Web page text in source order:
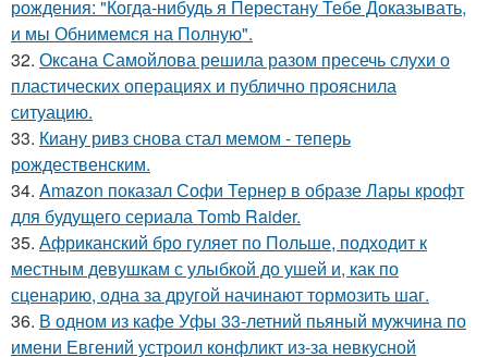
рождения: "Когда-нибудь я Перестану Тебе Доказывать,
и мы Обнимемся на Полную".
32. Оксана Самойлова решила разом пресечь слухи о
пластических операциях и публично прояснила
ситуацию.
33. Киану ривз снова стал мемом - теперь
рождественским.
34. Amazon показал Софи Тернер в образе Лары крофт
для будущего сериала Tomb Raider.
35. Африканский бро гуляет по Польше, подходит к
местным девушкам с улыбкой до ушей и, как по
сценарию, одна за другой начинают тормозить шаг.
36. В одном из кафе Уфы 33-летний пьяный мужчина по
имени Евгений устроил конфликт из-за невкусной